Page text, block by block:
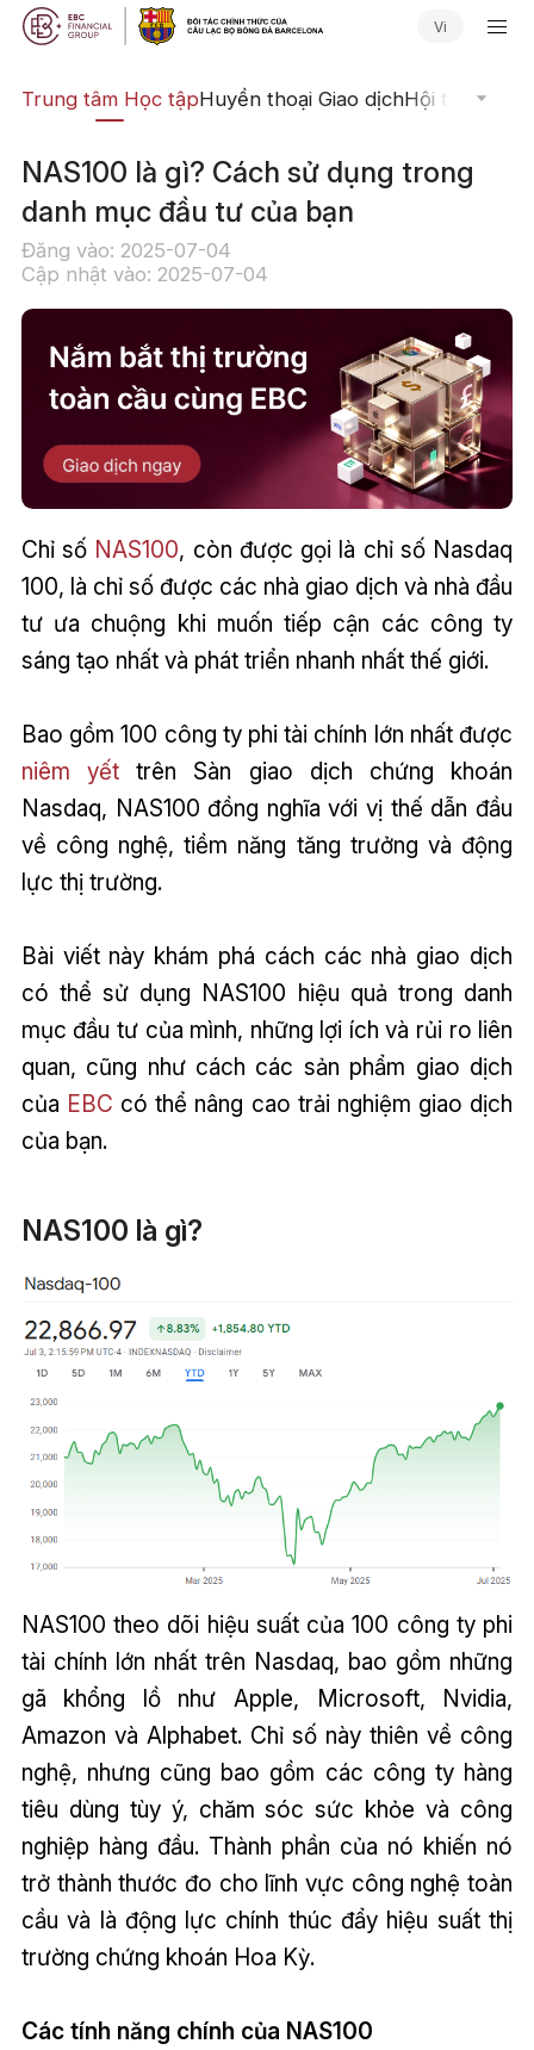
Vi
Trung tâm Học tậpHuyền thoại Giao dịchHội thảo
NAS100 là gì? Cách sử dụng trong
danh mục đầu tư của bạn
Đăng vào: 2025-07-04
Cập nhật vào: 2025-07-04
Chỉ số NAS100, còn được gọi là chỉ số Nasdaq
100, là chỉ số được các nhà giao dịch và nhà đầu
tư ưa chuộng khi muốn tiếp cận các công ty
sáng tạo nhất và phát triển nhanh nhất thế giới.
Bao gồm 100 công ty phi tài chính lớn nhất được
niêm yết trên Sàn giao dịch chứng khoán
Nasdaq, NAS100 đồng nghĩa với vị thế dẫn đầu
về công nghệ, tiềm năng tăng trưởng và động
lực thị trường.
Bài viết này khám phá cách các nhà giao dịch
có thể sử dụng NAS100 hiệu quả trong danh
mục đầu tư của mình, những lợi ích và rủi ro liên
quan, cũng như cách các sản phẩm giao dịch
của EBC có thể nâng cao trải nghiệm giao dịch
của bạn.
NAS100 là gì?
NAS100 theo dõi hiệu suất của 100 công ty phi
tài chính lớn nhất trên Nasdaq, bao gồm những
gã khổng lồ như Apple, Microsoft, Nvidia,
Amazon và Alphabet. Chỉ số này thiên về công
nghệ, nhưng cũng bao gồm các công ty hàng
tiêu dùng tùy ý, chăm sóc sức khỏe và công
nghiệp hàng đầu. Thành phần của nó khiến nó
trở thành thước đo cho lĩnh vực công nghệ toàn
cầu và là động lực chính thúc đẩy hiệu suất thị
trường chứng khoán Hoa Kỳ.
Các tính năng chính của NAS100